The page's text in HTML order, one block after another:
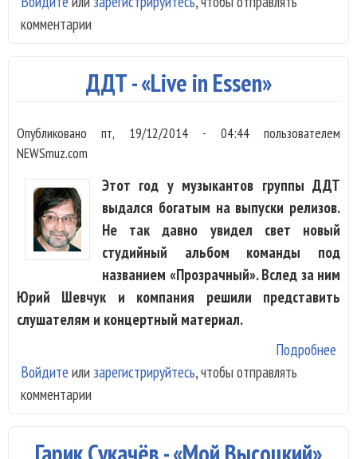
комментарии
ДДТ - «Live in Essen»
Опубликованопт, 19/12/2014 - 04:44пользователем
NEWSmuz.com
Этот год у музыкантов группы ДДТ
выдался богатым на выпуски релизов.
Не так давно увидел свет новый
студийный альбом команды под
названием «Прозрачный». Вслед за ним
Юрий Шевчук и компания решили представить
слушателям и концертный материал.
Подробнее
Войдите или зарегистрируйтесь, чтобы отправлять
комментарии
Гарик Сукачёв - «Мой Высоцкий»